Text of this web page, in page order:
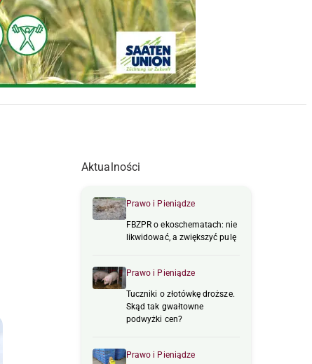
Aktualności
Prawo i Pieniądze
FBZPR o ekoschematach: nie
likwidować, a zwiększyć pulę
Prawo i Pieniądze
Tuczniki o złotówkę droższe.
Skąd tak gwałtowne
podwyżki cen?
Prawo i Pieniądze